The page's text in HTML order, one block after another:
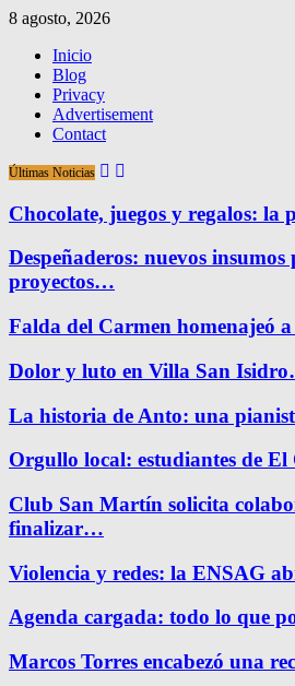
8 agosto, 2026
Inicio
Blog
Privacy
Advertisement
Contact
Últimas Noticias
Chocolate, juegos y regalos:
Despeñaderos: nuevos
proyectos…
Falda del Carmen homenajeó
Dolor y luto en Villa San
La historia de Anto: una
Orgullo local: estudiantes de
Club San Martín solicita
finalizar…
Violencia y redes: la ENSAG
Agenda cargada: todo lo que
Marcos Torres encabezó una